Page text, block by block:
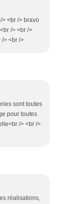
> <br /> bravo
/> <br />
/> <br />
sont toutes
pour toutes
/> <br />
réalisations,